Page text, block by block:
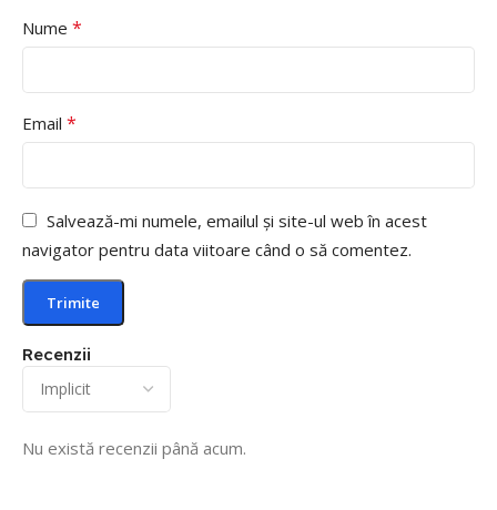
Recenzii
Nu există recenzii până acum.
Nume *
Email *
Salvează-mi numele, emailul și site-ul web în acest
navigator pentru data viitoare când o să comentez.